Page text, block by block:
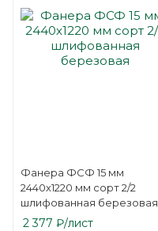
Фанера ФСФ 15 мм
2440х1220 мм сорт 2/2
шлифованная березовая
2 377 ₽/лист